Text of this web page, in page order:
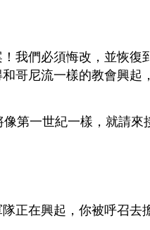
我們必須悔改，並恢復
哥尼流一樣的教會興起
第一世紀一樣，就請來
正在興起，你被呼召去